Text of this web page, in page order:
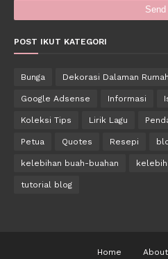
POST IKUT KATEGORI
Bunga Dekorasi Dalaman Rumah
Google Adsense Informasi
Koleksi Tips Lirik Lagu
Petua Quotes Resepi
kelebihan buah-buahan
tutorial blog
Home About